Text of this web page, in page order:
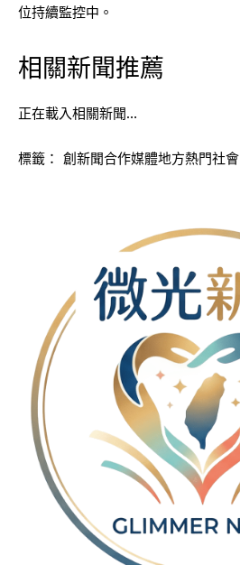
位持續監控中。
相關新聞推薦
正在載入相關新聞…
標籤： 創新聞合作媒體地方熱門社會